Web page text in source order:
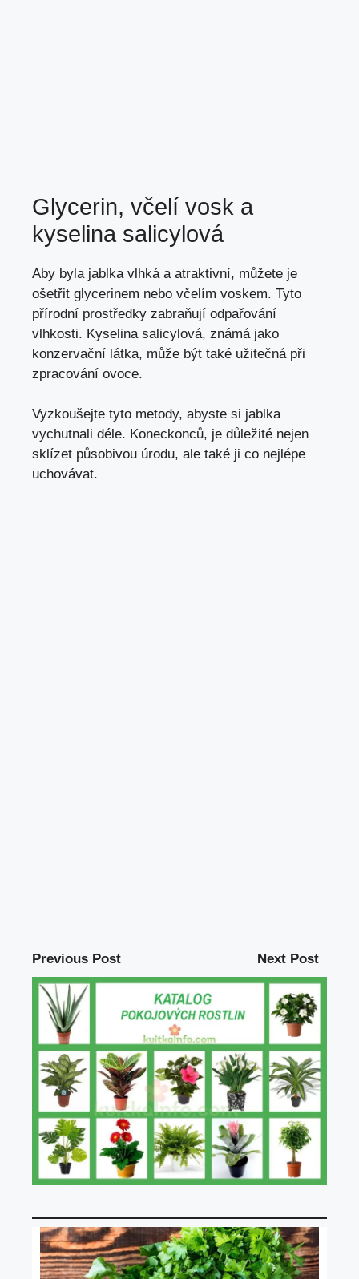
Glycerin, včelí vosk a
kyselina salicylová
Aby byla jablka vlhká a atraktivní, můžete je
ošetřit glycerinem nebo včelím voskem. Tyto
přírodní prostředky zabraňují odpařování
vlhkosti. Kyselina salicylová, známá jako
konzervační látka, může být také užitečná při
zpracování ovoce.
Vyzkoušejte tyto metody, abyste si jablka
vychutnali déle. Koneckonců, je důležité nejen
sklízet působivou úrodu, ale také ji co nejlépe
uchovávat.
Previous Post Next Post